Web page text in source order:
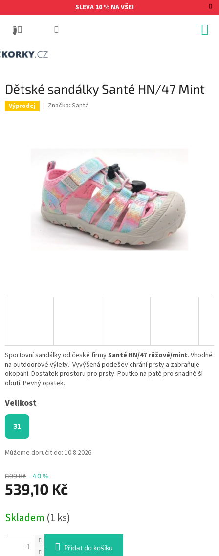
na
SLEVA 10 % NA VŠE!
Dětské sandálky Santé HN/47 Mint
Výprodej Značka: Santé
899 Kč –40 %
539,10 Kč
cena:
Skladem (1 ks)
Velikost
31
Můžeme doručit do: 10.8.2026
Přidat do košíku
Sportovní sandálky od české firmySanté HN/47 růžové/mint. Vhodné
na outdoorové výlety. Vyvýšená podešev chrání prsty a zabraňuje
okopání. Dostatek prostoru pro prsty. Poutko na patě pro snadnější
obutí. Pevný opatek.